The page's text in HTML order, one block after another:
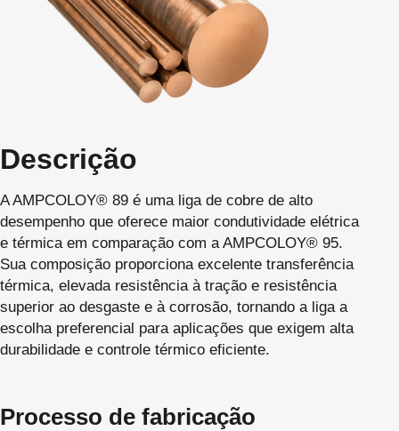
Descrição
A AMPCOLOY® 89 é uma liga de cobre de alto
desempenho que oferece maior condutividade elétrica
e térmica em comparação com a AMPCOLOY® 95.
Sua composição proporciona excelente transferência
térmica, elevada resistência à tração e resistência
superior ao desgaste e à corrosão, tornando a liga a
escolha preferencial para aplicações que exigem alta
durabilidade e controle térmico eficiente.
Processo de fabricação